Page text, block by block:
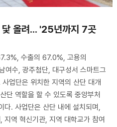
올려... '25년까지 7곳
수출의 67.0%, 고용의
수, 광주첨단, 대구성서 스마트그
업단은 위치한 지역의 산단 대개
단 역할을 할 수 있도록 중앙부처
다. 사업단은 산단 내에 설치되며,
지역 혁신기관, 지역 대학교가 참여